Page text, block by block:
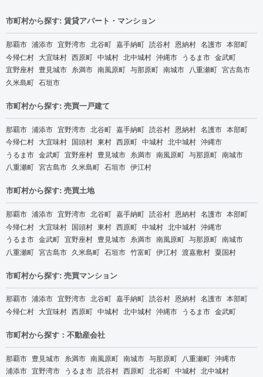
市町村から探す: 賃貸アパート・マンション
那覇市 浦添市 宜野湾市 北谷町 嘉手納町 読谷村 恩納村 名護市 本部町
今帰仁村 大宜味村 西原町 中城村 北中城村 沖縄市 うるま市 金武町
宜野座村 豊見城市 糸満市 南風原町 与那原町 南城市 八重瀬町 宮古島市
久米島町 石垣市
市町村から探す: 売買一戸建て
那覇市 浦添市 宜野湾市 北谷町 嘉手納町 読谷村 恩納村 名護市 本部町
今帰仁村 大宜味村 国頭村 東村 西原町 中城村 北中城村 沖縄市
うるま市 金武町 宜野座村 豊見城市 糸満市 南風原町 与那原町 南城市
八重瀬町 宮古島市 久米島町 石垣市 伊江村
市町村から探す: 売買土地
那覇市 浦添市 宜野湾市 北谷町 嘉手納町 読谷村 恩納村 名護市 本部町
今帰仁村 大宜味村 国頭村 東村 西原町 中城村 北中城村 沖縄市
うるま市 金武町 宜野座村 豊見城市 糸満市 南風原町 与那原町 南城市
八重瀬町 宮古島市 久米島町 石垣市 竹富町 伊江村 渡嘉敷村 粟国村
市町村から探す: 売買マンション
那覇市 浦添市 宜野湾市 北谷町 嘉手納町 読谷村 恩納村 名護市 本部町
今帰仁村 大宜味村 西原町 中城村 北中城村 沖縄市 うるま市 金武町
市町村から探す：不動産会社
那覇市 豊見城市 糸満市 南風原町 南城市 与那原町 八重瀬町 沖縄市
浦添市 宜野湾市 うるま市 読谷村 西原町 北谷町 中城村 北中城村